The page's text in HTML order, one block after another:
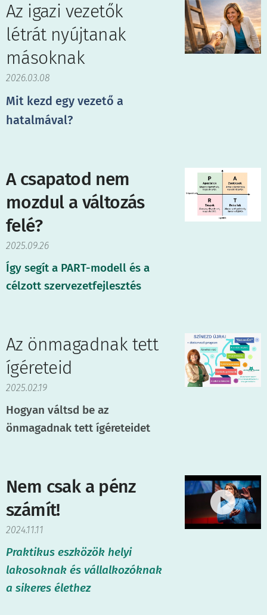
Az igazi vezetők
létrát nyújtanak
másoknak
2026.03.08
Mit kezd egy vezető a
hatalmával?
A csapatod nem
mozdul a változás
felé?
2025.09.26
Így segít a PART-modell és a
célzott szervezetfejlesztés
Az önmagadnak tett
ígéreteid
2025.02.19
Hogyan váltsd be az
önmagadnak tett ígéreteidet
Nem csak a pénz
számít!
2024.11.11
Praktikus eszközök helyi
lakosoknak és vállalkozóknak
a sikeres élethez